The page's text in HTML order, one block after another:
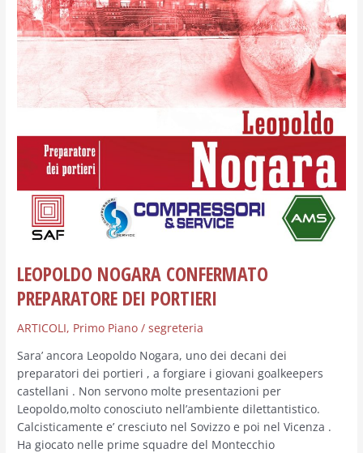
LEOPOLDO NOGARA CONFERMATO
PREPARATORE DEI PORTIERI
ARTICOLI, Primo Piano /segreteria
Sara’ ancora Leopoldo Nogara, uno dei decani dei
preparatori dei portieri , a forgiare i giovani goalkeepers
castellani . Non servono molte presentazioni per
Leopoldo,molto conosciuto nell’ambiente dilettantistico.
Calcisticamente e’ cresciuto nel Sovizzo e poi nel Vicenza .
Ha giocato nelle prime squadre del Montecchio
PORTIERI